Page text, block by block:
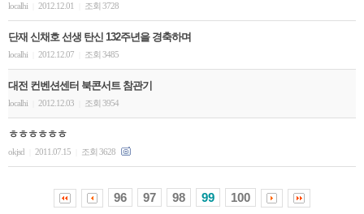
localhi 2012.12.01 조회 3728
단재 신채호 선생 탄신 132주년을 경축하며
localhi 2012.12.07 조회 3485
대전 컨벤션센터 북콘서트 참관기
localhi 2012.12.03 조회 3954
ㅎㅎㅎㅎㅎㅎ
okjsd 2011.07.15 조회 3628
96 97 98 99 100